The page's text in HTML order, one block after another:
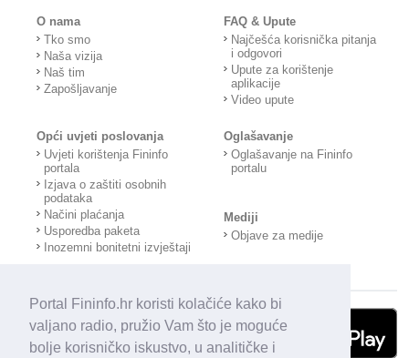
Portal Fininfo.hr koristi kolačiće kako bi
valjano radio, pružio Vam što je moguće
bolje korisničko iskustvo, u analitičke i
O nama
Tko smo
Naša vizija
Naš tim
Zapošljavanje
FAQ & Upute
Najčešća korisnička pitanja
i odgovori
Upute za korištenje
aplikacije
Video upute
Opći uvjeti poslovanja
Uvjeti korištenja Fininfo
portala
Izjava o zaštiti osobnih
podataka
Načini plaćanja
Usporedba paketa
Inozemni bonitetni izvještaji
Oglašavanje
Oglašavanje na Fininfo
portalu
Mediji
Objave za medije